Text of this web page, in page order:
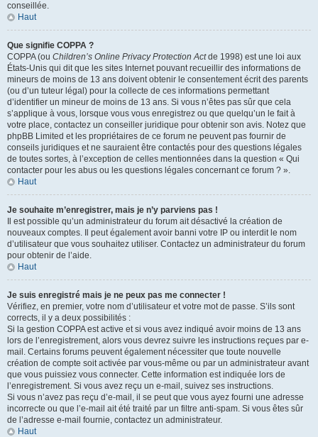
conseillée.
Haut
Que signifie COPPA ?
COPPA (ou Children’s Online Privacy Protection Actde 1998) est une loi aux
États-Unis qui dit que les sites Internet pouvant recueillir des informations de
mineurs de moins de 13 ans doivent obtenir le consentement écrit des parents
(ou d’un tuteur légal) pour la collecte de ces informations permettant
d’identifier un mineur de moins de 13 ans. Si vous n’êtes pas sûr que cela
s’applique à vous, lorsque vous vous enregistrez ou que quelqu’un le fait à
votre place, contactez un conseiller juridique pour obtenir son avis. Notez que
phpBB Limited et les propriétaires de ce forum ne peuvent pas fournir de
conseils juridiques et ne sauraient être contactés pour des questions légales
de toutes sortes, à l’exception de celles mentionnées dans la question « Qui
contacter pour les abus ou les questions légales concernant ce forum ? ».
Haut
Je souhaite m’enregistrer, mais je n’y parviens pas !
Il est possible qu’un administrateur du forum ait désactivé la création de
nouveaux comptes. Il peut également avoir banni votre IP ou interdit le nom
d’utilisateur que vous souhaitez utiliser. Contactez un administrateur du forum
pour obtenir de l’aide.
Haut
Je suis enregistré mais je ne peux pas me connecter !
Vérifiez, en premier, votre nom d’utilisateur et votre mot de passe. S’ils sont
corrects, il y a deux possibilités :
Si la gestion COPPA est active et si vous avez indiqué avoir moins de 13 ans
lors de l’enregistrement, alors vous devrez suivre les instructions reçues par e-
mail. Certains forums peuvent également nécessiter que toute nouvelle
création de compte soit activée par vous-même ou par un administrateur avant
que vous puissiez vous connecter. Cette information est indiquée lors de
l’enregistrement. Si vous avez reçu un e-mail, suivez ses instructions.
Si vous n’avez pas reçu d’e-mail, il se peut que vous ayez fourni une adresse
incorrecte ou que l’e-mail ait été traité par un filtre anti-spam. Si vous êtes sûr
de l’adresse e-mail fournie, contactez un administrateur.
Haut